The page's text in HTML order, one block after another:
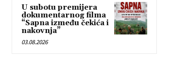
U subotu premijera
dokumentarnog filma
“Sapna između čekića i
nakovnja”
03.08.2026